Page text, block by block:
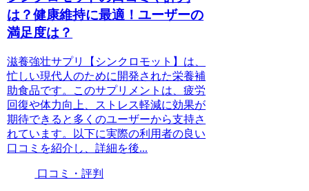
は？健康維持に最適！ユーザーの
満足度は？
滋養強壮サプリ【シンクロモット】は、
忙しい現代人のために開発された栄養補
助食品です。このサプリメントは、疲労
回復や体力向上、ストレス軽減に効果が
期待できると多くのユーザーから支持さ
れています。以下に実際の利用者の良い
口コミを紹介し、詳細を後...
口コミ・評判